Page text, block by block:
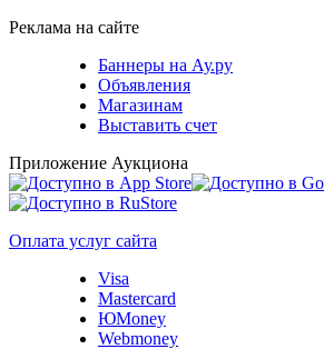
Реклама на сайте
Баннеры на Ау.ру
Объявления
Магазинам
Выставить счет
Приложение Аукциона
Оплата услуг сайта
Visa
Mastercard
ЮMoney
Webmoney